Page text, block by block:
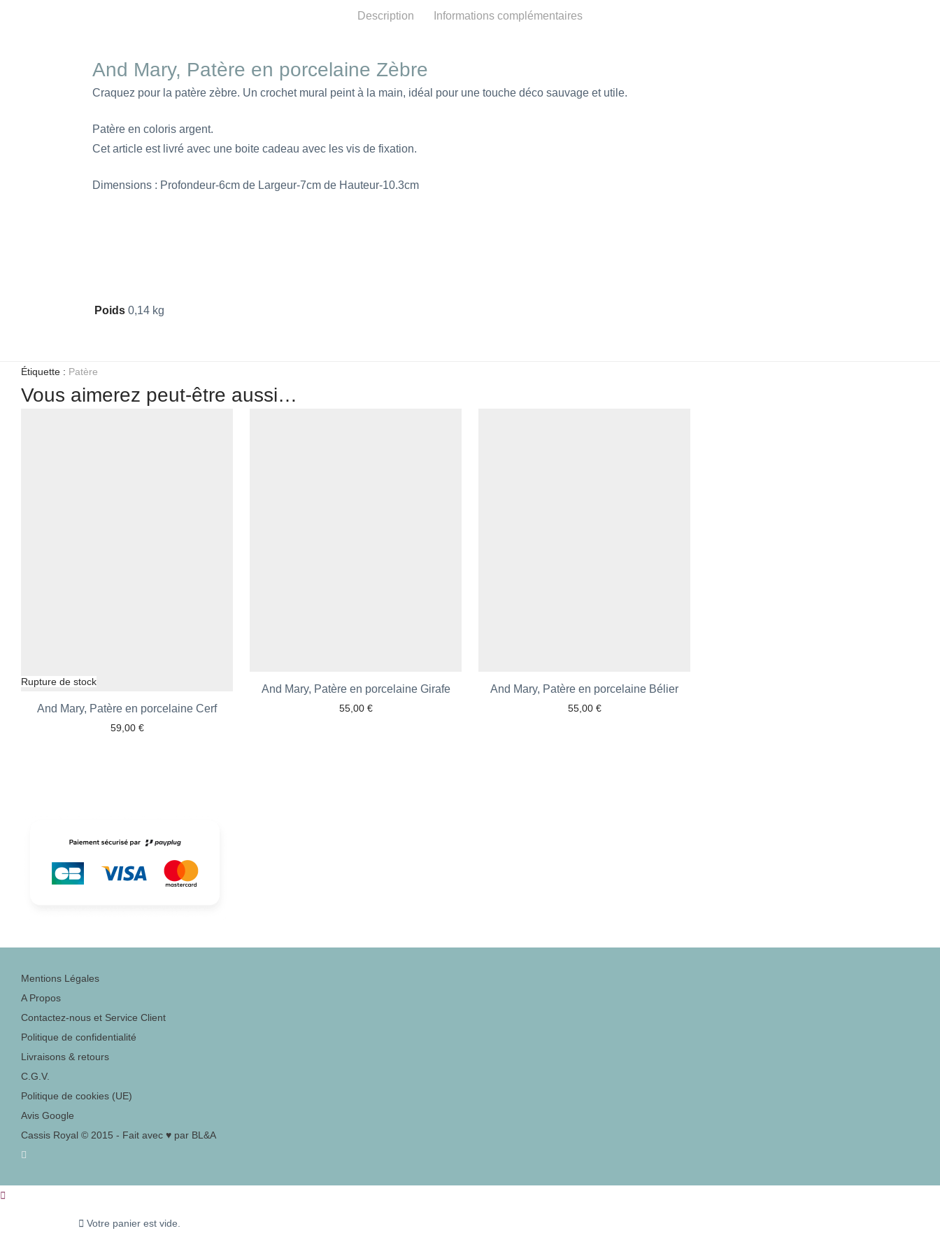
Description Informations complémentaires
And Mary, Patère en porcelaine Zèbre
Craquez pour la patère zèbre. Un crochet mural peint à la main, idéal pour une touche déco sauvage et utile.
Patère en coloris argent.
Cet article est livré avec une boite cadeau avec les vis de fixation.
Dimensions : Profondeur-6cm de Largeur-7cm de Hauteur-10.3cm
Poids 0,14 kg
Étiquette : Patère
Vous aimerez peut-être aussi…
And Mary, Patère en porcelaine Cerf
59,00 €
Ajouter aux favoris
And Mary, Patère en porcelaine Girafe
55,00 €
Ajouter aux favoris And Mary, Patère en porcelaine Bélier
55,00 €
Ajouter aux favoris
Mentions Légales
A Propos
Contactez-nous et Service Client
Politique de confidentialité
Livraisons & retours
C.G.V.
Politique de cookies (UE)
Avis Google
Cassis Royal © 2015 - Fait avec ♥ par BL&A
Votre panier est vide.